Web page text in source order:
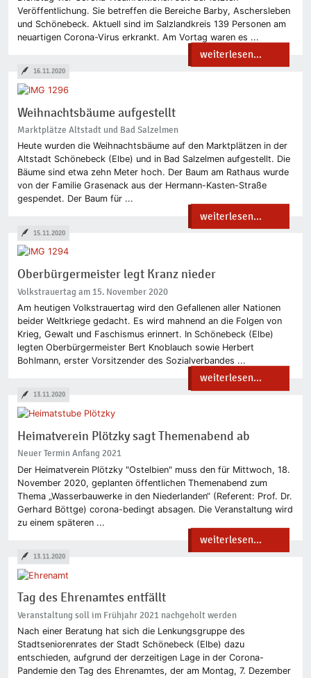
Veröffentlichung. Sie betreffen die Bereiche Barby, Aschersleben
und Schönebeck. Aktuell sind im Salzlandkreis 139 Personen am
neuartigen Corona-Virus erkrankt. Am Vortag waren es ...
weiterlesen...
Weihnachtsbäume aufgestellt
Marktplätze Altstadt und Bad Salzelmen
Heute wurden die Weihnachtsbäume auf den Marktplätzen in der
Altstadt Schönebeck (Elbe) und in Bad Salzelmen aufgestellt. Die
Bäume sind etwa zehn Meter hoch. Der Baum am Rathaus wurde
von der Familie Grasenack aus der Hermann-Kasten-Straße
gespendet. Der Baum für ...
weiterlesen...
16.11.2020
Oberbürgermeister legt Kranz nieder
Volkstrauertag am 15. November 2020
Am heutigen Volkstrauertag wird den Gefallenen aller Nationen
beider Weltkriege gedacht. Es wird mahnend an die Folgen von
Krieg, Gewalt und Faschismus erinnert. In Schönebeck (Elbe)
legten Oberbürgermeister Bert Knoblauch sowie Herbert
Bohlmann, erster Vorsitzender des Sozialverbandes ...
weiterlesen...
15.11.2020
Heimatverein Plötzky sagt Themenabend ab
Neuer Termin Anfang 2021
Der Heimatverein Plötzky "Ostelbien" muss den für Mittwoch, 18.
November 2020, geplanten öffentlichen Themenabend zum
Thema „Wasserbauwerke in den Niederlanden“ (Referent: Prof. Dr.
Gerhard Böttge) corona-bedingt absagen. Die Veranstaltung wird
zu einem späteren ...
weiterlesen...
13.11.2020
Tag des Ehrenamtes entfällt
Veranstaltung soll im Frühjahr 2021 nachgeholt werden
Nach einer Beratung hat sich die Lenkungsgruppe des
Stadtseniorenrates der Stadt Schönebeck (Elbe) dazu
entschieden, aufgrund der derzeitigen Lage in der Corona-
Pandemie den Tag des Ehrenamtes, der am Montag, 7. Dezember
13.11.2020